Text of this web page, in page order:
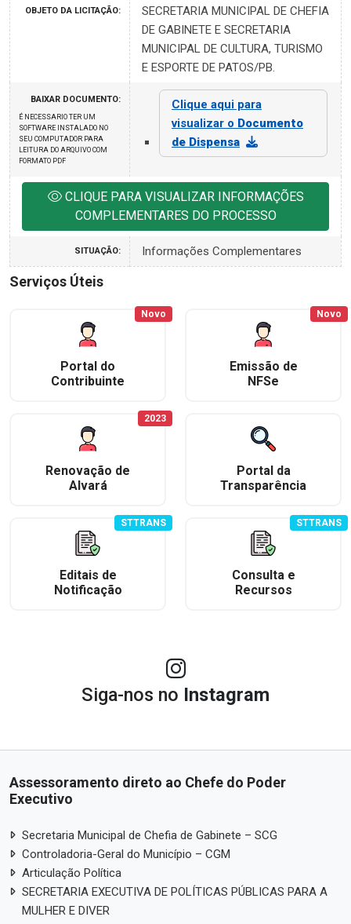
OBJETO DA LICITAÇÃO:
SECRETARIA MUNICIPAL DE CHEFIA
DE GABINETE E SECRETARIA
MUNICIPAL DE CULTURA, TURISMO
E ESPORTE DE PATOS/PB.
BAIXAR DOCUMENTO:
É NECESSARIO TER UM
SOFTWARE INSTALADO NO
SEU COMPUTADOR PARA
LEITURA DO ARQUIVO COM
FORMATO PDF
Clique aqui para
visualizar o Documento
de Dispensa
CLIQUE PARA VISUALIZAR INFORMAÇÕES
COMPLEMENTARES DO PROCESSO
SITUAÇÃO: Informações Complementares
Serviços Úteis
Portal do
Contribuinte
Novo
Emissão de
NFSe
Novo
Renovação de
Alvará
2023
Portal da
Transparência
Editais de
Notificação
STTRANS
Consulta e
Recursos
STTRANS
Siga-nos no Instagram
Assessoramento direto ao Chefe do Poder
Executivo
Secretaria Municipal de Chefia de Gabinete – SCG
Controladoria-Geral do Município – CGM
Articulação Política
SECRETARIA EXECUTIVA DE POLÍTICAS PÚBLICAS PARA A
MULHER E DIVER